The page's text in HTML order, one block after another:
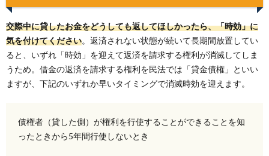
交際中に貸したお金をどうしても返してほしかったら、「時効」に
気を付けてください。返済されない状態が続いて長期間放置してい
ると、いずれ「時効」を迎えて返済を請求する権利が消滅してしま
うため。借金の返済を請求する権利を民法では「貸金債権」といい
ますが、下記のいずれか早いタイミングで消滅時効を迎えます。
債権者（貸した側）が権利を行使することができることを知
ったときから5年間行使しないとき